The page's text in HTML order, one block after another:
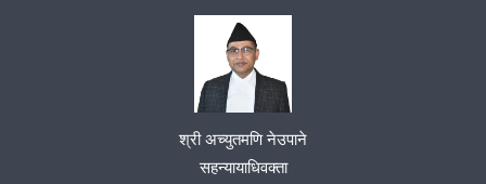
२०८० माघ ०८ गते सोमबारको दिन जिल्ला सरकारी वकील कार्यलय, धनकुटाका
जिल्ला न्यायाधिवक्ता श्री दीपेन्द्र दनुवारको संयोजक्तोमा समुदायमा सरकारी
वकील तथा कानूनी सचेतना कार्यक्रम धनकुटा नगरपालीका वडा नं.८ स्थित श्री
श्री अच्युतमणि नेउपाने
सहन्यायाधिवक्ता